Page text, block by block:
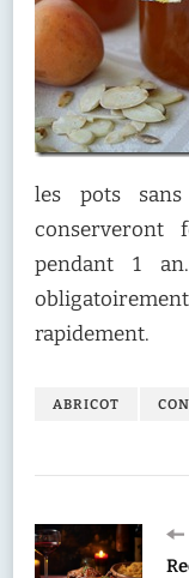
les pots
conserveront
pendant 1
rapidement.
ABRICOT